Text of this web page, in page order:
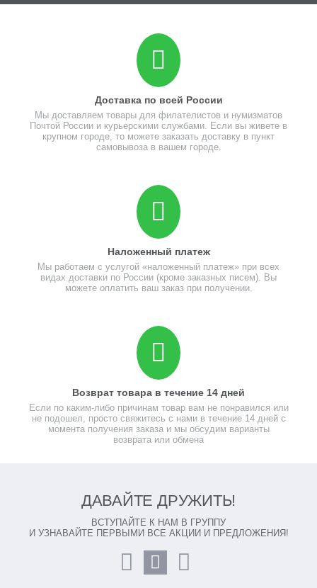
Доставка по всей России
Мы доставляем товары для филателистов и нумизматов
Почтой России и курьерскими службами. Если вы живете в
крупном городе, то можете заказать доставку в пункт
самовывоза в вашем городе.
Наложенный платеж
Мы работаем с услугой «наложенный платеж» при всех
видах доставки по России (кроме заказных писем). Вы
можете оплатить ваш заказ при получении.
Возврат товара в течение 14 дней
Если по каким-либо причинам товар вам не понравился или
не подошел, просто свяжитесь с нами в течение 14 дней с
момента получения заказа и мы обсудим варианты
возврата или обмена
ДАВАЙТЕ ДРУЖИТЬ!
ВСТУПАЙТЕ К НАМ В ГРУППУ
И УЗНАВАЙТЕ ПЕРВЫМИ ВСЕ АКЦИИ И ПРЕДЛОЖЕНИЯ!